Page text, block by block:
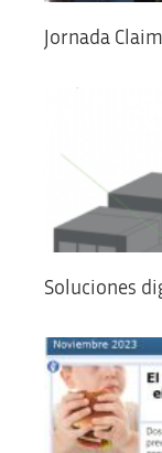
Jornada
Soluciones